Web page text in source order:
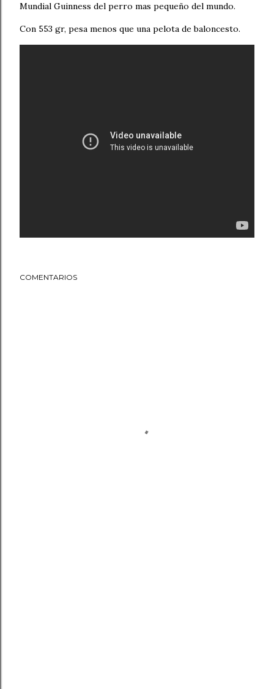
Mundial Guinness del perro mas pequeño del mundo.
Con 553 gr, pesa menos que una pelota de baloncesto.
COMENTARIOS